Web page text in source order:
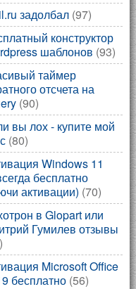
задолбал (97)
конструктор
шаблонов (93)
таймер
отсчета на
(90)
вы лох - купите мой
(80)
Windows 11
бесплатно
активации) (70)
в Glopart или
Гумилев отзывы
Microsoft Office
бесплатно (56)